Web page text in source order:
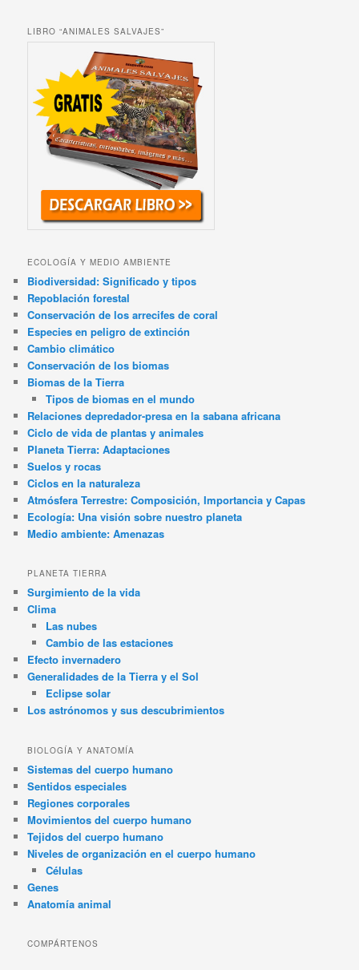
LIBRO “ANIMALES SALVAJES”
ECOLOGÍA Y MEDIO AMBIENTE
Biodiversidad: Significado y tipos
Repoblación forestal
Conservación de los arrecifes de coral
Especies en peligro de extinción
Cambio climático
Conservación de los biomas
Biomas de la Tierra
Tipos de biomas en el mundo
Relaciones depredador-presa en la sabana africana
Ciclo de vida de plantas y animales
Planeta Tierra: Adaptaciones
Suelos y rocas
Ciclos en la naturaleza
Atmósfera Terrestre: Composición, Importancia y Capas
Ecología: Una visión sobre nuestro planeta
Medio ambiente: Amenazas
PLANETA TIERRA
Surgimiento de la vida
Clima
Las nubes
Cambio de las estaciones
Efecto invernadero
Generalidades de la Tierra y el Sol
Eclipse solar
Los astrónomos y sus descubrimientos
BIOLOGÍA Y ANATOMÍA
Sistemas del cuerpo humano
Sentidos especiales
Regiones corporales
Movimientos del cuerpo humano
Tejidos del cuerpo humano
Niveles de organización en el cuerpo humano
Células
Genes
Anatomía animal
COMPÁRTENOS